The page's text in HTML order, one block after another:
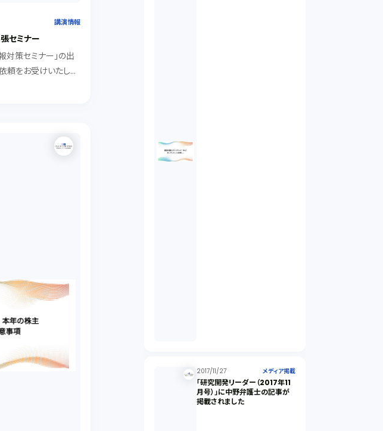
講演情報
セミナー
対策セミナー」の出
頼をお受けいたしま
2017/11/27 メディア掲載
「研究開発リーダー（2017年11
月号）」に中野弁護士の記事が
掲載されました